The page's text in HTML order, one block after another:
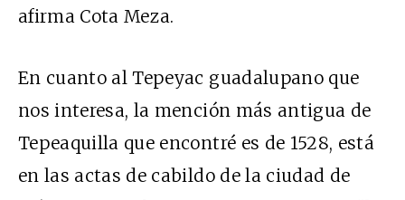
afirma Cota Meza.
En cuanto al Tepeyac guadalupano que
nos interesa, la mención más antigua de
Tepeaquilla que encontré es de 1528, está
en las actas de cabildo de la ciudad de